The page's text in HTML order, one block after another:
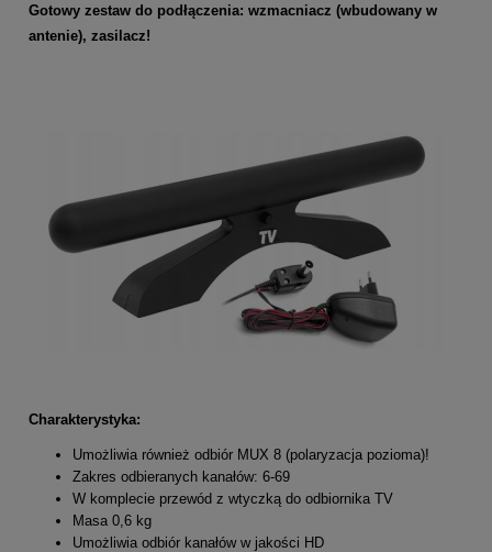
Gotowy zestaw do podłączenia: wzmacniacz (wbudowany w
antenie), zasilacz!
Charakterystyka:
Umożliwia również odbiór MUX 8 (polaryzacja pozioma)!
Zakres odbieranych kanałów: 6-69
W komplecie przewód z wtyczką do odbiornika TV
Masa 0,6 kg
Umożliwia odbiór kanałów w jakości HD